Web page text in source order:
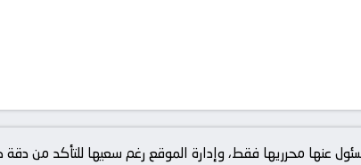
عنها محرريها فقط، وإدارة الموقع رغم سعيها للتأكد من